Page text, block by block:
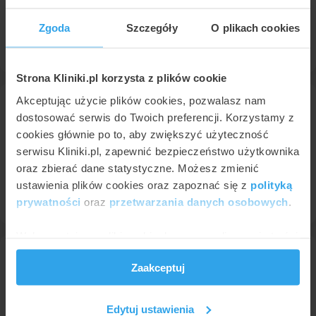
Zgoda Szczegóły O plikach cookies
Strona Kliniki.pl korzysta z plików cookie
Akceptując użycie plików cookies, pozwalasz nam
dostosować serwis do Twoich preferencji. Korzystamy z
cookies głównie po to, aby zwiększyć użyteczność
serwisu Kliniki.pl, zapewnić bezpieczeństwo użytkownika
oraz zbierać dane statystyczne. Możesz zmienić
ustawienia plików cookies oraz zapoznać się z polityką
prywatności oraz przetwarzania danych osobowych
i reklam, aby oferować funkcje społecznościowe i
analizować ruch w naszej witrynie. Informacje o tym, jak
korzystasz z naszej witryny, udostępniamy partnerom
społecznościowym, reklamowym i analitycznym.
Zaakceptuj
Edytuj ustawienia
ekspertami od tej usługi. Lekarze przyjmują pacjentów w 13
lek. dent. Anna Sarzyńska
protetyk stomatologiczny
Proteza szkieletowa metalowa• 4500 zł
Proteza zębowa stabilizowana na 2 implantach
• od 9000 zł
Proteza na belce Doldera na 4 implantach• od 14000 zł
Konsultacja protetyczna• od 250 zł
lek. dent. Alicja Paduszyńska